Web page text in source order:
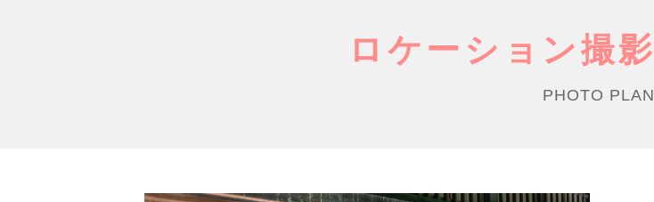
ロケーション撮影
PHOTO PLAN